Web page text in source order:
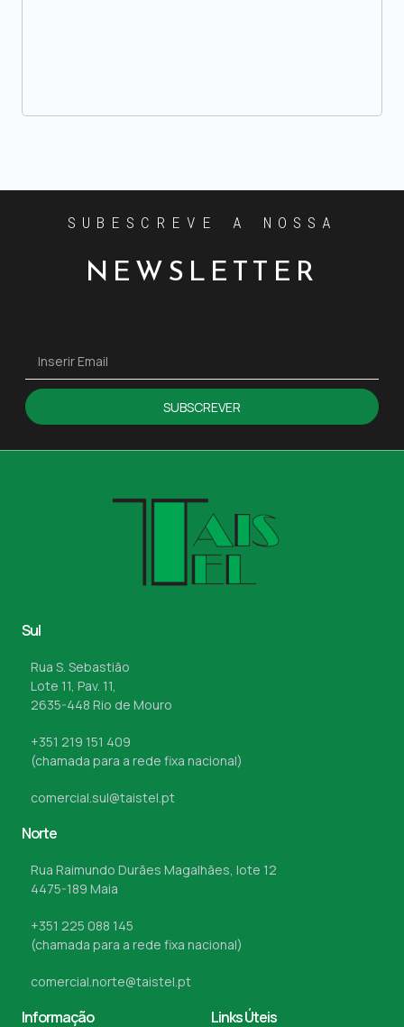
SUBESCREVE A NOSSA
NEWSLETTER
SUBSCREVER
Sul
Rua S. Sebastião
Lote 11, Pav. 11,
2635-448 Rio de Mouro
+351 219 151 409
(chamada para a rede fixa nacional)
comercial.sul@taistel.pt
Norte
Rua Raimundo Durães Magalhães, lote 12
4475-189 Maia
+351 225 088 145
(chamada para a rede fixa nacional)
comercial.norte@taistel.pt
Informação Links Úteis